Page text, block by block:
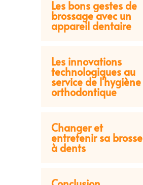
Les bons gestes de
brossage avec un
appareil dentaire
Les innovations
technologiques au
service de l'hygiène
orthodontique
Changer et
entretenir sa brosse
à dents